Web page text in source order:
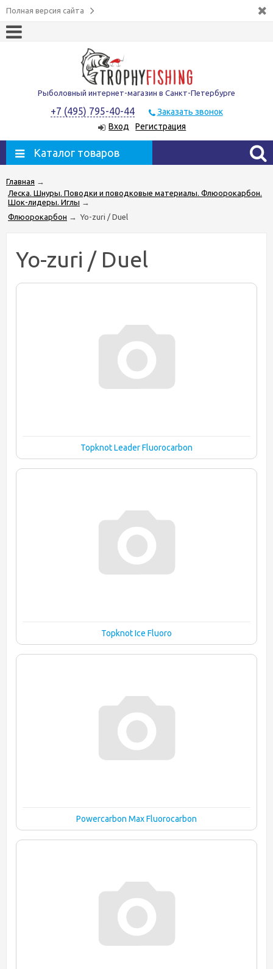
Полная версия сайта
Рыболовный интернет-магазин в Санкт-Петербурге
+7 (495) 795-40-44
Заказать звонок
Вход
Регистрация
Каталог товаров
Главная
→
Леска. Шнуры. Поводки и поводковые материалы. Флюорокарбон.
Шок-лидеры. Иглы →
Флюорокарбон → Yo-zuri / Duel
Yo-zuri / Duel
Topknot Leader Fluorocarbon
Topknot Ice Fluoro
Powercarbon Max Fluorocarbon